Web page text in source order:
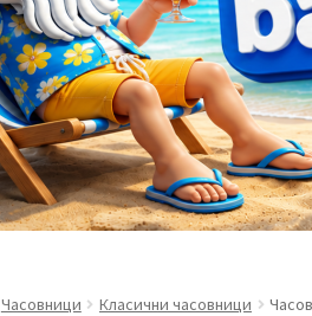
Часовници Класични часовници